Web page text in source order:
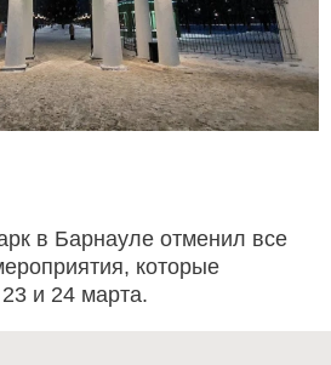
в Барнауле отменил все
которые
и 24 марта.